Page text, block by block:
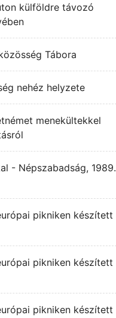
külföldre távozó
Tábora
nehéz helyzete
menekültekkel
- Népszabadság, 1989.
pikniken készített
pikniken készített
pikniken készített